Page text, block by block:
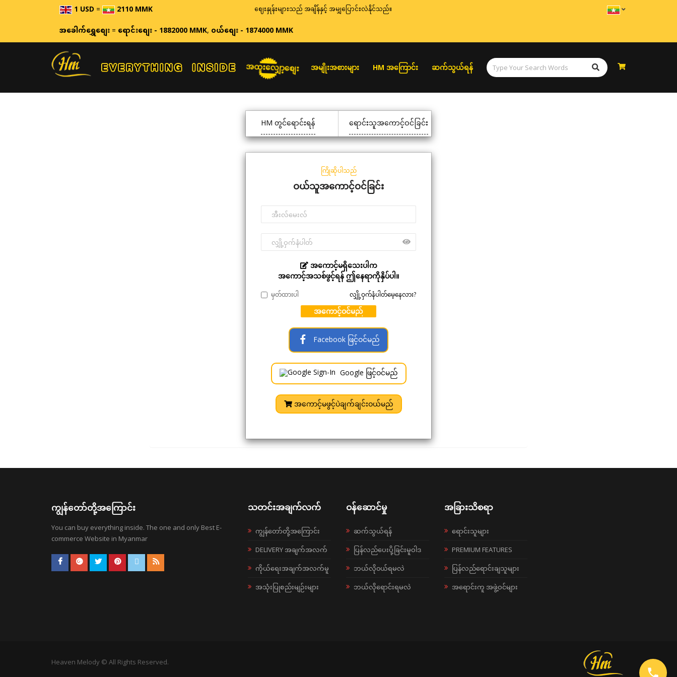
1 USD= 2110 MMK ဈေးနှုန်းများသည် အချိန်နှင့် အမျှပြောင်းလဲနိုင်သည်။
အခေါက်ရွှေစျေး=ရောင်းစျေး - 1882000 MMK,ဝယ်စျေး - 1874000 MMK
အထူးလျှော့စျေး အမျိုးအစားများ HM အကြောင်း ဆက်သွယ်ရန်
HM တွင်ရောင်းရန် ရောင်းသူအကောင့်ဝင်ခြင်း
ကြိုဆိုပါသည်
ဝယ်သူအကောင့်ဝင်ခြင်း
အကောင့်မရှိသေးပါက
အကောင့်အသစ်ဖွင့်ရန် ဤနေရာကိုနှိပ်ပါ။
မှတ်ထားပါ လျှို့ဝှက်နံပါတ်မေ့နေလား?
အကောင့်ဝင်မည်
Facebook ဖြင့်ဝင်မည်
Google ဖြင့်ဝင်မည်
အကောင့်မဖွင့်ပဲချက်ချင်းဝယ်မည်
ကျွန်တော်တို့အကြောင်း
You can buy everything inside. The one and only Best E-
commerce Website in Myanmar
သတင်းအချက်လက်
ကျွန်တော်တို့အကြောင်း
DELIVERY အချက်အလက်
ကိုယ်ရေးအချက်အလက်မူ
အသုံးပြုစည်းမျဉ်းများ
ဝန်ဆောင်မှု
ဆက်သွယ်ရန်
ပြန်လည်ပေးပို့ခြင်းမူဝါဒ
ဘယ်လို၀ယ်ရမလဲ
ဘယ်လိုရောင်းရမလဲ
အခြားသိစရာ
ရောင်းသူများ
PREMIUM FEATURES
ပြန်လည်ရောင်းချသူများ
အရောင်းကူ အဖွဲ့ဝင်များ
Heaven Melody © All Rights Reserved.